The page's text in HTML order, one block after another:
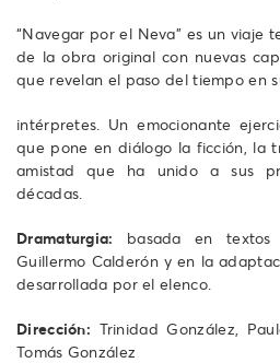
“Navegar por el Neva” es un viaje
de la obra original con nuevas
que revelan el paso del tiempo en
intérpretes. Un emocionante
que pone en diálogo la ficción, la
amistad que ha unido a sus
décadas.
Dramaturgia: basada en
Guillermo Calderón y en la
desarrollada por el elenco.
Dirección: Trinidad González,
Tomás González